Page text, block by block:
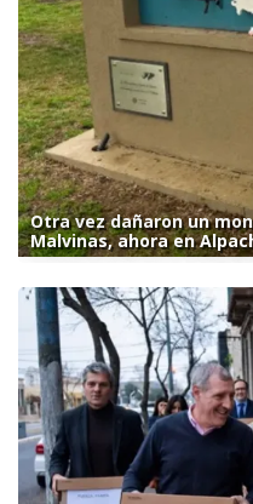
Otra vez dañaron un
Malvinas, ahora en